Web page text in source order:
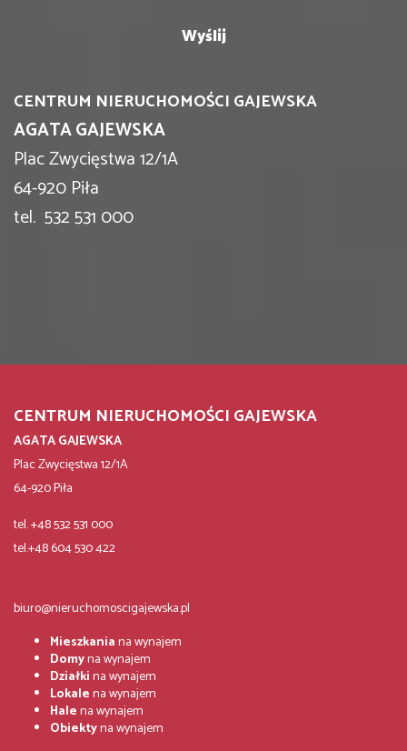
CENTRUM NIERUCHOMOŚCI GAJEWSKA
AGATA GAJEWSKA
Plac Zwycięstwa 12/1A
64-920 Piła
tel. 532 531 000
CENTRUM NIERUCHOMOŚCI GAJEWSKA
AGATA GAJEWSKA
Plac Zwycięstwa 12/1A
64-920 Piła
tel. +48 532 531 000
tel.+48 604 530 422
biuro@nieruchomoscigajewska.pl
Mieszkaniana wynajem
Domyna wynajem
Działkina wynajem
Lokalena wynajem
Halena wynajem
Obiektyna wynajem